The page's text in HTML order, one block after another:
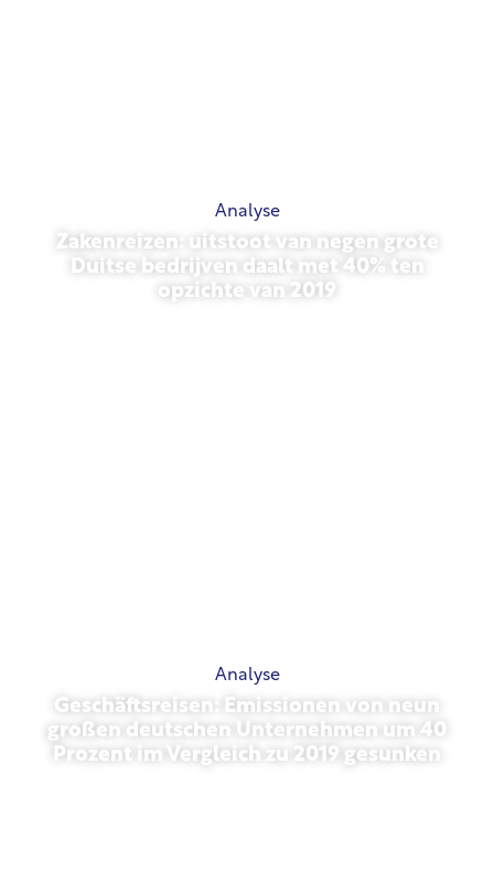
Analyse
Zakenreizen: uitstoot van negen grote
Duitse bedrijven daalt met 40% ten
opzichte van 2019
Analyse
Geschäftsreisen: Emissionen von neun
großen deutschen Unternehmen um 40
Prozent im Vergleich zu 2019 gesunken